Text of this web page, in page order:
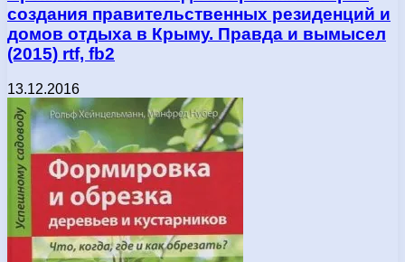
создания правительственных резиденций и
домов отдыха в Крыму. Правда и вымысел
(2015) rtf, fb2
13.12.2016